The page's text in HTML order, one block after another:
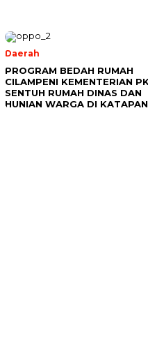
Daerah
PROGRAM BEDAH RUMAH
CILAMPENI KEMENTERIAN
SENTUH RUMAH DINAS DAN
HUNIAN WARGA DI